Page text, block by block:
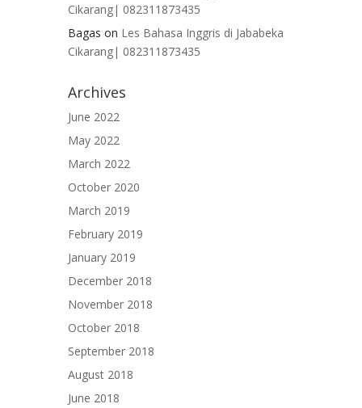
Cikarang| 082311873435
Bagas on Les Bahasa Inggris di Jababeka
Cikarang| 082311873435
Archives
June 2022
May 2022
March 2022
October 2020
March 2019
February 2019
January 2019
December 2018
November 2018
October 2018
September 2018
August 2018
June 2018